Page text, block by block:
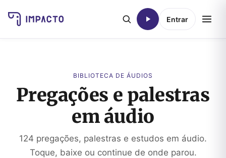
Entrar
BIBLIOTECA DE ÁUDIOS
Pregações e palestras
em áudio
124 pregações, palestras e estudos em áudio.
Toque, baixe ou continue de onde parou.